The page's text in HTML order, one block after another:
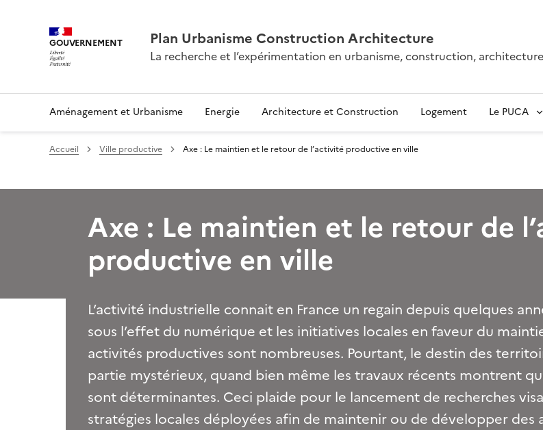
GOUVERNEMENT Plan Urbanisme Construction Architecture
La recherche et l’expérimentation en urbanisme, construction, architecture
Aménagement et Urbanisme Energie Architecture et Construction Logement Le PUCA
Accueil Ville productive Axe : Le maintien et le retour de l’activité productive en ville
Axe : Le maintien et le retour de
productive en ville
L’activité industrielle connait en France un regain depuis quelques
sous l’effet du numérique et les initiatives locales en faveur du
activités productives sont nombreuses. Pourtant, le destin des
partie mystérieux, quand bien même les travaux récents montrent
sont déterminantes. Ceci plaide pour le lancement de recherches
stratégies locales déployées afin de maintenir ou de développer